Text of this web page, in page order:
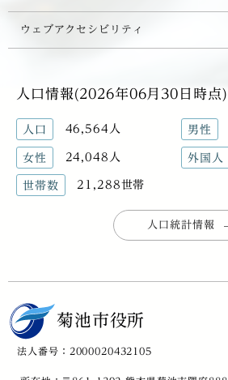
ウェブアクセシビリティ
人口情報(2026年06月30日時点)
人口 46,564人 男性
女性 24,048人 外国人
世帯数 21,288世帯
人口統計情報
菊池市役所
法人番号：2000020432105